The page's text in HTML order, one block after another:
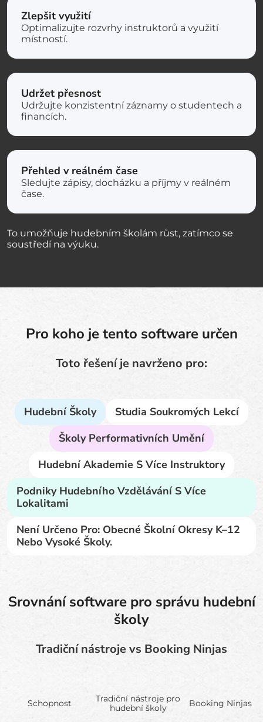
Zlepšit využití
Optimalizujte rozvrhy instruktorů a využití
místností.
Udržet přesnost
Udržujte konzistentní záznamy o studentech a
financích.
Přehled v reálném čase
Sledujte zápisy, docházku a příjmy v reálném
čase.
To umožňuje hudebním školám růst, zatímco se
soustředí na výuku.
Pro koho je tento software určen
Toto řešení je navrženo pro:
Hudební Školy
Studia Soukromých Lekcí
Školy Performativních Umění
Hudební Akademie S Více Instruktory
Podniky Hudebního Vzdělávání S Více
Lokalitami
Není Určeno Pro: Obecné Školní Okresy K–12
Nebo Vysoké Školy.
Srovnání software pro správu hudební
školy
Tradiční nástroje vs Booking Ninjas
Schopnost
Tradiční nástroje pro
hudební školy
Booking Ninjas